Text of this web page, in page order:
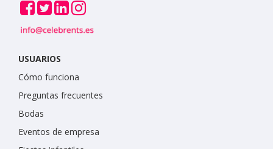
USUARIOS
Cómo funciona
Preguntas frecuentes
Bodas
Eventos de empresa